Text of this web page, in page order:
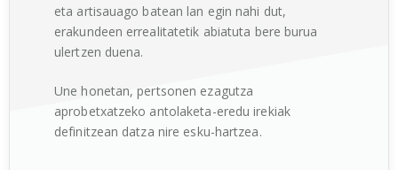
eta artisauago batean lan egin nahi dut,
erakundeen errealitatetik abiatuta bere burua
ulertzen duena.
Une honetan, pertsonen ezagutza
aprobetxatzeko antolaketa-eredu irekiak
definitzean datza nire esku-hartzea.